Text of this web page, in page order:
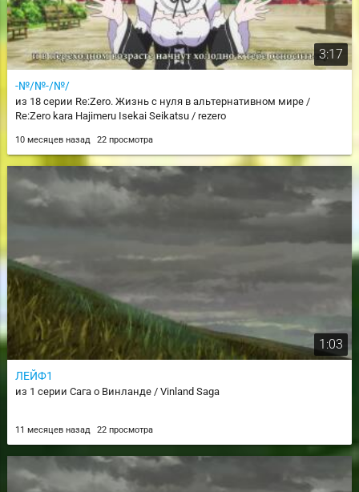
3:17
-№/№-/№/
из 18 серии Re:Zero. Жизнь с нуля в альтернативном мире /
Re:Zero kara Hajimeru Isekai Seikatsu / rezero
10 месяцев назад 22 просмотра
1:03
ЛЕЙФ1
из 1 серии Сага о Винланде / Vinland Saga
11 месяцев назад 22 просмотра